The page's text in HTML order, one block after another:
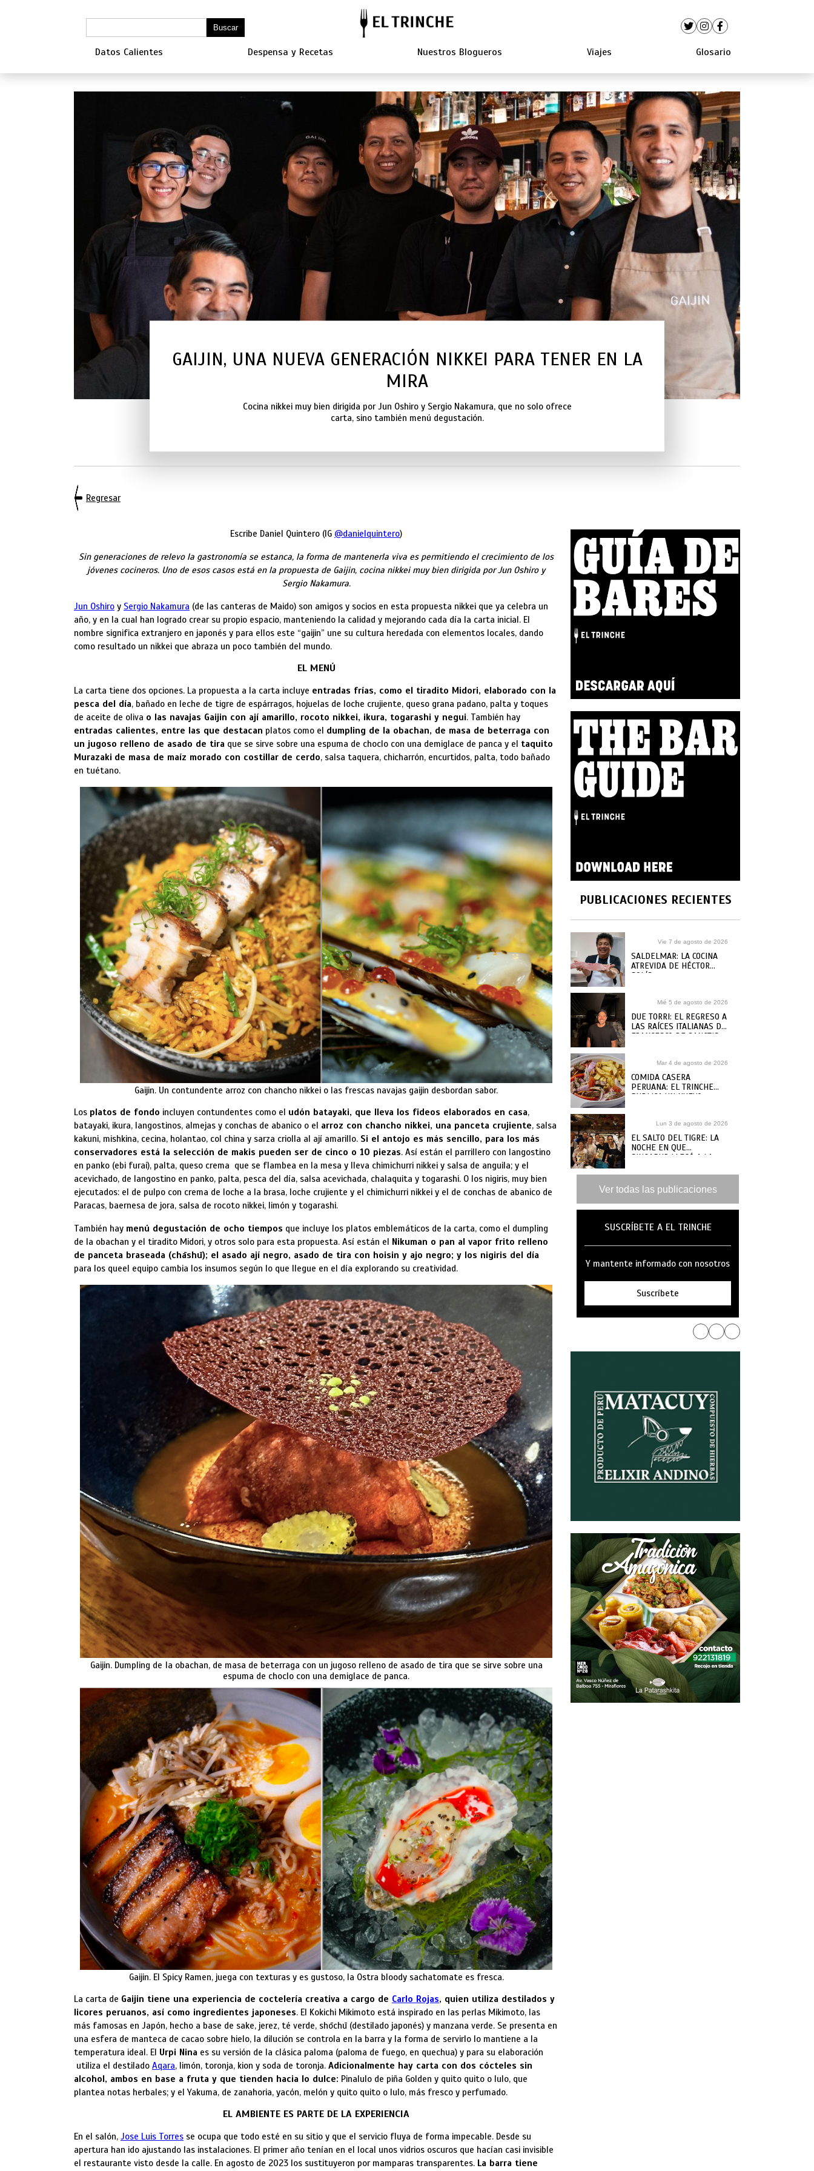
Datos Calientes Despensa y Recetas Nuestros Blogueros Viajes Glosario
GAIJIN, UNA NUEVA GENERACIÓN NIKKEI PARA TENER EN LA
MIRA
Cocina nikkei muy bien dirigida por Jun Oshiro y Sergio Nakamura, que no solo ofrece
carta, sino también menú degustación.
Regresar
Escribe Daniel Quintero (IG @danielquintero)
Sin generaciones de relevo la gastronomía se estanca, la forma de mantenerla viva es permitiendo el crecimiento de los
jóvenes cocineros. Uno de esos casos está en la propuesta de Gaijin, cocina nikkei muy bien dirigida por Jun Oshiro y
Sergio Nakamura.
Jun Oshiro y Sergio Nakamura (de las canteras de Maido) son amigos y socios en esta propuesta nikkei que ya celebra un
año, y en la cual han logrado crear su propio espacio, manteniendo la calidad y mejorando cada día la carta inicial. El
nombre significa extranjero en japonés y para ellos este “gaijin” une su cultura heredada con elementos locales, dando
como resultado un nikkei que abraza un poco también del mundo.
EL MENÚ
La carta tiene dos opciones. La propuesta a la carta incluye entradas frías, como el tiradito Midori, elaborado con la
pesca del día, bañado en leche de tigre de espárragos, hojuelas de loche crujiente, queso grana padano, palta y toques
de aceite de oliva o las navajas Gaijin con ají amarillo, rocoto nikkei, ikura, togarashi y negui. También hay
entradas calientes, entre las que destacan platos como el dumpling de la obachan, de masa de beterraga con
un jugoso relleno de asado de tira que se sirve sobre una espuma de choclo con una demiglace de panca y el taquito
Murazaki de masa de maíz morado con costillar de cerdo, salsa taquera, chicharrón, encurtidos, palta, todo bañado
en tuétano.
Gaijin. Un contundente arroz con chancho nikkei o las frescas navajas gaijin desbordan sabor.
Los platos de fondo incluyen contundentes como el udón batayaki, que lleva los fideos elaborados en casa,
batayaki, ikura, langostinos, almejas y conchas de abanico o el arroz con chancho nikkei, una panceta crujiente, salsa
kakuni, mishkina, cecina, holantao, col china y sarza criolla al ají amarillo. Si el antojo es más sencillo, para los más
conservadores está la selección de makis pueden ser de cinco o 10 piezas. Así están el parrillero con langostino
en panko (ebi furai), palta, queso crema que se flambea en la mesa y lleva chimichurri nikkei y salsa de anguila; y el
acevichado, de langostino en panko, palta, pesca del día, salsa acevichada, chalaquita y togarashi. O los nigiris, muy bien
ejecutados: el de pulpo con crema de loche a la brasa, loche crujiente y el chimichurri nikkei y el de conchas de abanico de
Paracas, baernesa de jora, salsa de rocoto nikkei, limón y togarashi.
También hay menú degustación de ocho tiempos que incluye los platos emblemáticos de la carta, como el dumpling
de la obachan y el tiradito Midori, y otros solo para esta propuesta. Así están el Nikuman o pan al vapor frito relleno
de panceta braseada (chāshū); el asado ají negro, asado de tira con hoisin y ajo negro; y los nigiris del día
para los queel equipo cambia los insumos según lo que llegue en el día explorando su creatividad.
Gaijin. Dumpling de la obachan, de masa de beterraga con un jugoso relleno de asado de tira que se sirve sobre una
espuma de choclo con una demiglace de panca.
Gaijin. El Spicy Ramen, juega con texturas y es gustoso, la Ostra bloody sachatomate es fresca.
La carta de Gaijin tiene una experiencia de coctelería creativa a cargo de Carlo Rojas, quien utiliza destilados y
licores peruanos, así como ingredientes japoneses. El Kokichi Mikimoto está inspirado en las perlas Mikimoto, las
más famosas en Japón, hecho a base de sake, jerez, té verde, shōchū (destilado japonés) y manzana verde. Se presenta en
una esfera de manteca de cacao sobre hielo, la dilución se controla en la barra y la forma de servirlo lo mantiene a la
temperatura ideal. El Urpi Nina es su versión de la clásica paloma (paloma de fuego, en quechua) y para su elaboración
utiliza el destilado Aqara, limón, toronja, kion y soda de toronja. Adicionalmente hay carta con dos cócteles sin
alcohol, ambos en base a fruta y que tienden hacia lo dulce: Pinalulo de piña Golden y quito quito o lulo, que
plantea notas herbales; y el Yakuma, de zanahoria, yacón, melón y quito quito o lulo, más fresco y perfumado.
EL AMBIENTE ES PARTE DE LA EXPERIENCIA
En el salón, Jose Luis Torres se ocupa que todo esté en su sitio y que el servicio fluya de forma impecable. Desde su
apertura han ido ajustando las instalaciones. El primer año tenían en el local unos vidrios oscuros que hacían casi invisible
el restaurante visto desde la calle. En agosto de 2023 los sustituyeron por mamparas transparentes. La barra tiene
PUBLICACIONES RECIENTES
Vie 7 de agosto de 2026
SALDELMAR: LA COCINA
ATREVIDA DE HÉCTOR
SOLÍS
Mié 5 de agosto de 2026
DUE TORRI: EL REGRESO A
LAS RAÍCES ITALIANAS DE
FRANCESCO DE SANCTIS
Mar 4 de agosto de 2026
COMIDA CASERA
PERUANA: EL TRINCHE
PUBLICA UN NUEVO
Lun 3 de agosto de 2026
EL SALTO DEL TIGRE: LA
NOCHE EN QUE
SINGAPUR LLEGÓ A LA
Ver todas las publicaciones
SUSCRÍBETE A EL TRINCHE
Y mantente informado con nosotros
Suscríbete